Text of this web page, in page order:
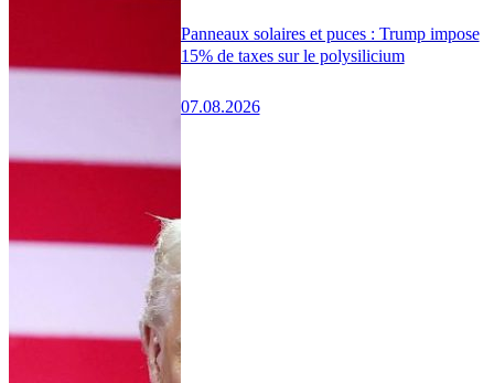
Panneaux solaires et puces : Trump impose
15% de taxes sur le polysilicium
07.08.2026